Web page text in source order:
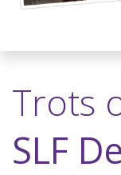
Trots
SLF